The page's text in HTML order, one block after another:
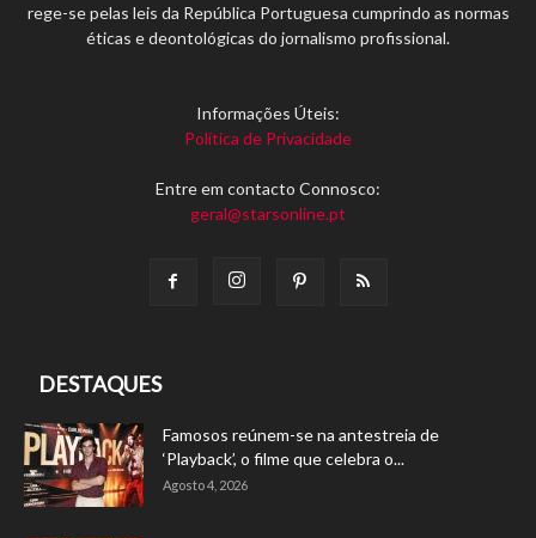
rege-se pelas leis da República Portuguesa cumprindo as normas
éticas e deontológicas do jornalismo profissional.
Informações Úteis:
Política de Privacidade
Entre em contacto Connosco:
geral@starsonline.pt
DESTAQUES
Famosos reúnem-se na antestreia de
‘Playback’, o filme que celebra o...
Agosto 4, 2026